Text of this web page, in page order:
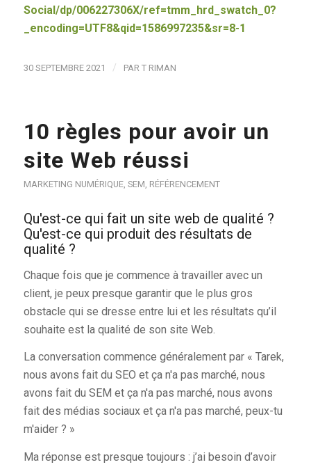
Social/dp/006227306X/ref=tmm_hrd_swatch_0?
_encoding=UTF8&qid=1586997235&sr=8-1
30 SEPTEMBRE 2021 / PAR T RIMAN
10 règles pour avoir un
site Web réussi
MARKETING NUMÉRIQUE, SEM RÉFÉRENCEMENT
Qu'est-ce qui fait un site web de qualité ?
Qu'est-ce qui produit des résultats de
qualité ?
Chaque fois que je commence à travailler avec un
client, je peux presque garantir que le plus gros
obstacle qui se dresse entre lui et les résultats qu’il
souhaite est la qualité de son site Web.
La conversation commence généralement par « Tarek,
nous avons fait du SEO et ça n'a pas marché, nous
avons fait du SEM et ça n'a pas marché, nous avons
fait des médias sociaux et ça n'a pas marché, peux-tu
m'aider ? »
Ma réponse est presque toujours : j’ai besoin d’avoir